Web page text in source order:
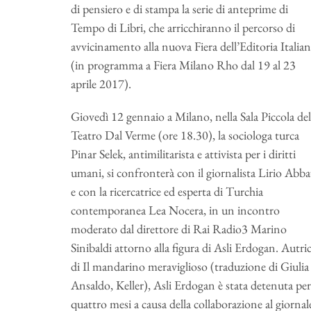
di pensiero e di stampa la serie di anteprime di
Tempo di Libri, che arricchiranno il percorso di
avvicinamento alla nuova Fiera dell’Editoria
(in programma a Fiera Milano Rho dal 19 al 23
aprile 2017).
Giovedì 12 gennaio a Milano, nella Sala Piccola del
Teatro Dal Verme (ore 18.30), la sociologa turca
Pinar Selek, antimilitarista e attivista per i diritti
umani, si confronterà con il giornalista Lirio
e con la ricercatrice ed esperta di Turchia
contemporanea Lea Nocera, in un incontro
moderato dal direttore di Rai Radio3 Marino
Sinibaldi attorno alla figura di Asli Erdogan.
di Il mandarino meraviglioso (traduzione di Giulia
Ansaldo, Keller), Asli Erdogan è stata detenuta per
quattro mesi a causa della collaborazione al